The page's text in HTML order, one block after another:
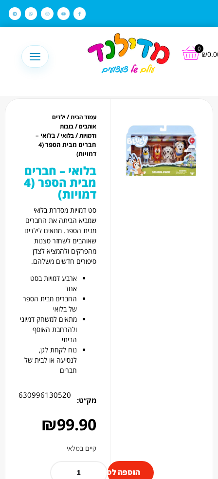
₪
0
עמוד הבית/ילדים
אוהבים/בובות
ודמויות/בלואי/ בלואי –
חברים מבית הספר (4
דמויות)
בלואי – חברים
מבית הספר (4
דמויות)
סט דמויות מסדרת בלואי
שמביא הביתה את החברים
מבית הספר. מתאים לילדים
שאוהבים לשחזר סצנות
מהפרקים ולהמציא לצדן
סיפורים חדשים משלהם.
ארבע דמויות בסט
אחד
החברים מבית הספר
של בלואי
מתאים למשחק דמיוני
ולהרחבת האוסף
הביתי
נוח לקחת לגן,
לנסיעה או לבית של
חברים
מק׳׳ט:
630996130520
₪99.90
קיים במלאי
הוספה לסל